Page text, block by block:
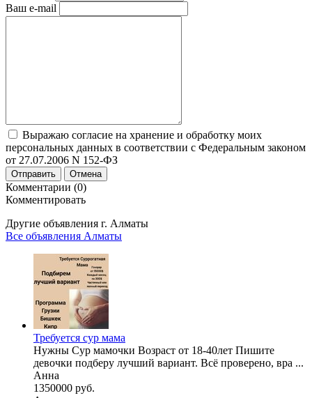
Ваш e-mail
Выражаю согласие на хранение и обработку моих
персональных данных в соответствии с Федеральным законом
от 27.07.2006 N 152-ФЗ
Отправить Отмена
Комментарии (0)
Комментировать
Другие объявления г. Алматы
Все объявления Алматы
Требуется сур мама
Нужны Сур мамочки Возраст от 18-40лет Пишите
девочки подберу лучший вариант. Всё проверено, вра ...
Анна
1350000 руб.